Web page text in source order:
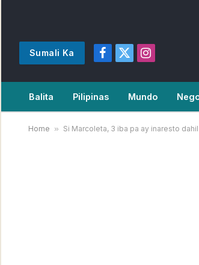
Sumali Ka
Facebook
X
Instagram
Balita Pilipinas Mundo
Home » Si Marcoleta, 3 iba pa ay inaresto